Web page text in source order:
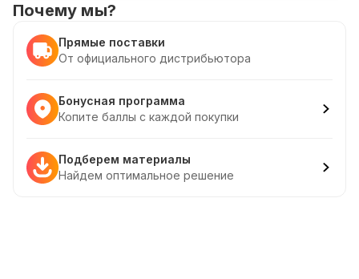
Почему мы?
Прямые поставки
От официального дистрибьютора
Бонусная программа
Копите баллы с каждой покупки
Подберем материалы
Найдем оптимальное решение